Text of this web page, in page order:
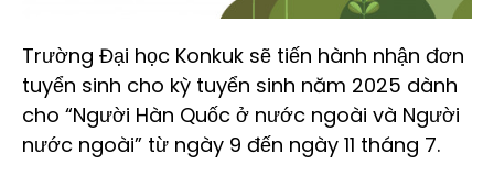
Trường Đại học Konkuk sẽ tiến hành nhận đơn
tuyển sinh cho kỳ tuyển sinh năm 2025 dành
cho “Người Hàn Quốc ở nước ngoài và Người
nước ngoài” từ ngày 9 đến ngày 11 tháng 7.